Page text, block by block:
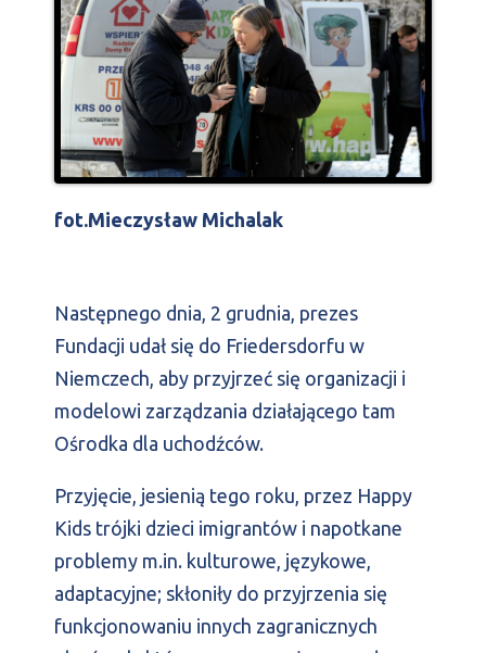
fot.Mieczysław Michalak
Następnego dnia, 2 grudnia, prezes
Fundacji udał się do Friedersdorfu w
Niemczech, aby przyjrzeć się organizacji i
modelowi zarządzania działającego tam
Ośrodka dla uchodźców.
Przyjęcie, jesienią tego roku, przez Happy
Kids trójki dzieci imigrantów i napotkane
problemy m.in. kulturowe, językowe,
adaptacyjne; skłoniły do przyjrzenia się
funkcjonowaniu innych zagranicznych